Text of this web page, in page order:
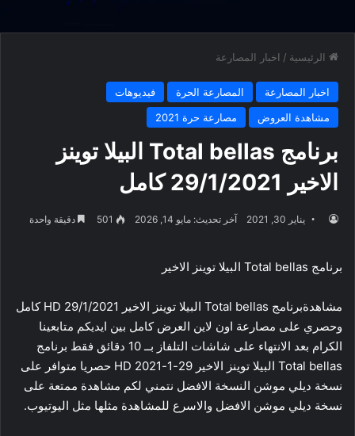
الرئيسية / اخبار المصارعة
اخبار المصارعة المصارعة الحرة
فيديوهات
مشاهدة العروض
مصارعة حرة 2021
برنامج Total bellas البيلا توينز
الاخير 29/1/2021 كامل
يناير 30, 2021 آخر تحديث: مايو 14, 2026 501 دقيقة واحدة
برنامج Total bellas البيلا توينز الاخير
مشاهدةبرنامج Total bellas البيلا توينز الاخير 29/1/2021 HD كامل
وحصري على مصارعة اون لاين العرض كامل بين ايديكم متابعينا
الكرام بعد الانتهاء على شاشات التلفاز بــ 10 دقائق فقط برنامج
Total bellas البيلا توينز الاخير 29-1-2021 HD حصريا متوافر على
نسخة ديلي موشن النسخة الافضل نتمني لكم مشاهدة ممتعة على
نسخة ديلي موشن الافضل والاسرع للمشاهدة مثلها مثل اليوتيوب.